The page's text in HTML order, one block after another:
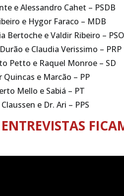
e Alessandro Cahet – PSDB
e Hygor Faraco – MDB
Bertoche e Valdir Ribeiro –
e Claudia Verissimo – PRP
Petto e Raquel Monroe – SD
e Marcão – PP
Mello e Sabiá – PT
e Dr. Ari – PPS